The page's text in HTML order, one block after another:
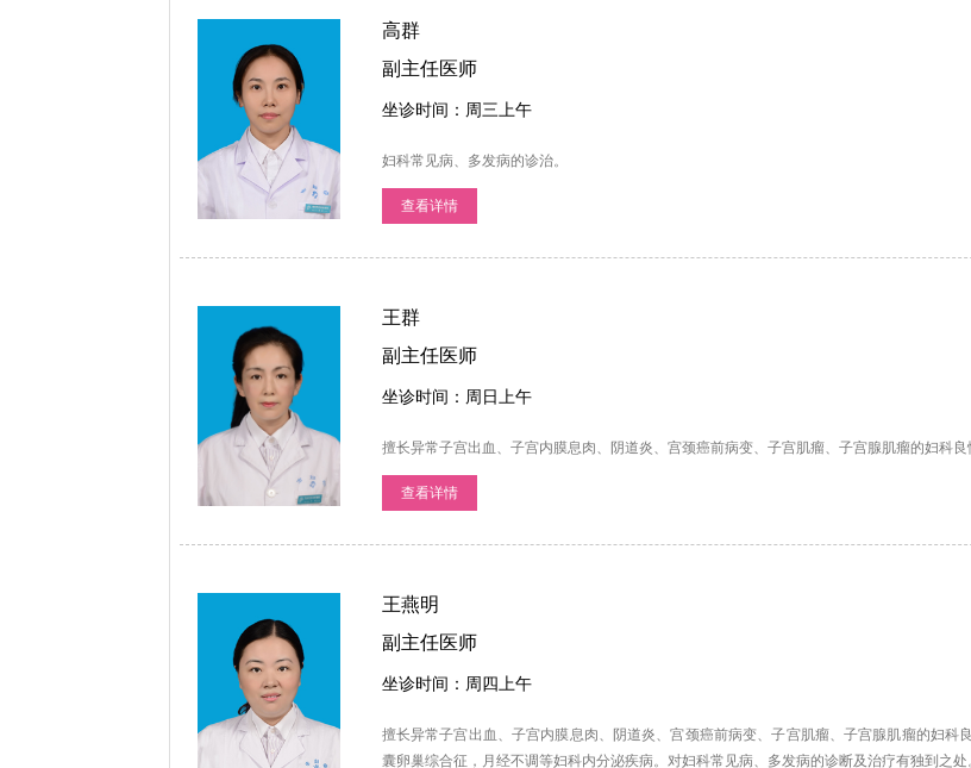
高群
副主任医师
坐诊时间：周三上午
妇科常见病、多发病的诊治。
查看详情
王群
副主任医师
坐诊时间：周日上午
擅长异常子宫出血、子宫内膜息肉、阴道炎、宫颈癌前病变、子宫肌瘤、子宫腺肌瘤的妇科良
查看详情
王燕明
副主任医师
坐诊时间：周四上午
擅长异常子宫出血、子宫内膜息肉、阴道炎、宫颈癌前病变、子宫肌瘤、子宫腺肌瘤的妇科
囊卵巢综合征，月经不调等妇科内分泌疾病。对妇科常见病、多发病的诊断及治疗有独到之处